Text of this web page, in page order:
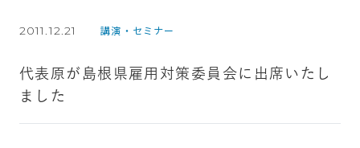
2011.12.21 講演・セミナー
代表原が島根県雇用対策委員会に出席いたし
ました